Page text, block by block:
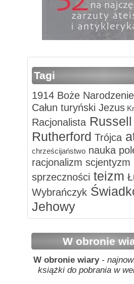
Tagi
1914 Boże Narodzenie
Całun turyński Jezus
Racjonalista Russell
Rutherford Trójca
chrześcijaństwo nauka
racjonalizm scjentyzm
sprzeczności teizm
Wybrańczyk
Jehowy
W obronie
W obronie wiary-
książki do pobrania w